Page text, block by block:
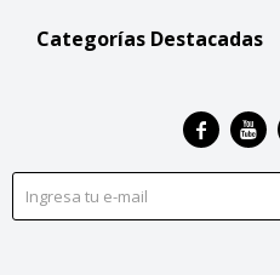
Categorías Destacadas
 